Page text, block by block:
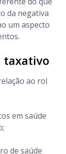
da negativa
um aspecto
taxativo
ao rol
em saúde
de saúde